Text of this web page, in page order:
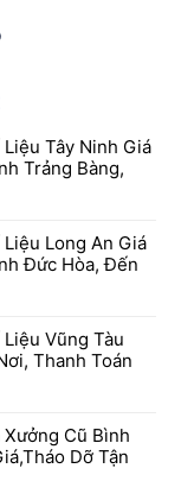
Tây Ninh Giá
Trảng Bàng,
Long An Giá
Đức Hòa, Đến
Vũng Tàu
Thanh Toán
Cũ Bình
Dỡ Tận